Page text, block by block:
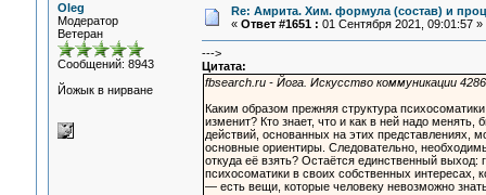
Oleg
Модератор
Ветеран
Сообщений: 8943
Йожык в нирване
Re: Амрита. Хим. формула (состав) и
« Ответ #1651 : 01 Сентября 2021, 09:01:57 »
--->
Цитата:
fbsearch.ru - Йога. Искусство коммуникации
Каким образом прежняя структура
изменит? Кто знает, что и как в ней надо
действий, основанных на этих представлениях,
основные ориентиры. Следовательно,
откуда её взять? Остаётся единственный
психосоматики в своих собственных интересах,
— есть вещи, которые человеку невозможно